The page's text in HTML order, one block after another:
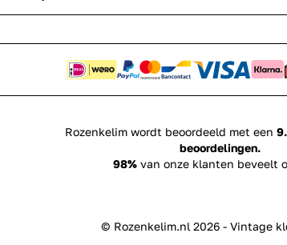
Rozenkelim wordt beoordeeld met een
beoordelingen.
98% van onze klanten beveelt
© Rozenkelim.nl 2026 - Vintage